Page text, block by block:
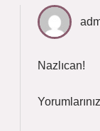
Nazlıcan!